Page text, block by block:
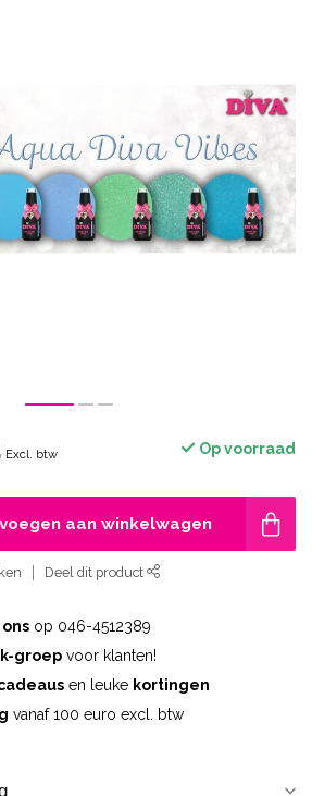
Excl. btw Op voorraad
aan winkelwagen
Deel dit product
ons op 046-4512389
groep voor klanten!
en leuke kortingen
vanaf 100 euro excl. btw